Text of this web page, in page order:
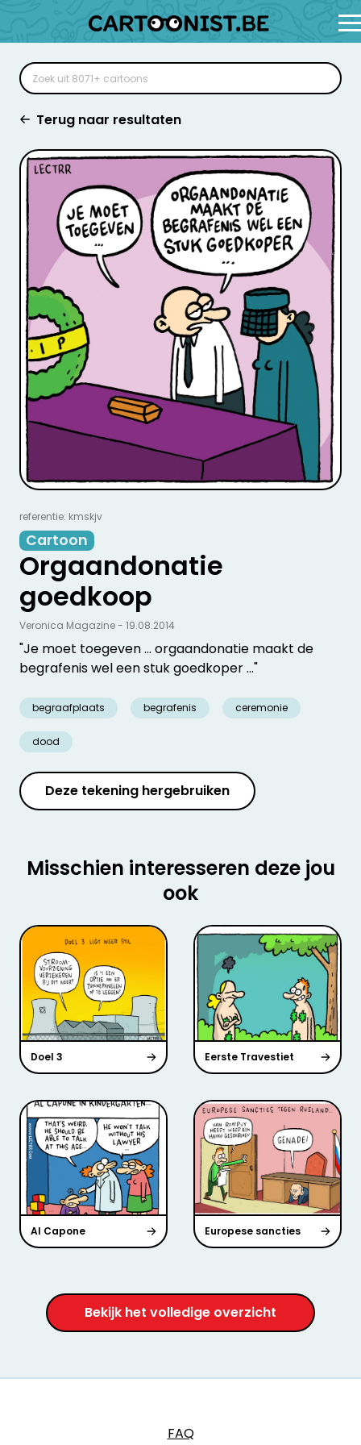
Terug naar resultaten
referentie: kmskjv
Cartoon
Orgaandonatie
goedkoop
"Je moet toegeven ... orgaandonatie maakt de
begrafenis wel een stuk goedkoper ..."
begraafplaats begrafenis ceremonie
dood
Veronica Magazine - 19.08.2014
Deze tekening hergebruiken
Misschien interesseren deze jou
ook
Doel 3 Eerste Travestiet
Al Capone Europese sancties
Bekijk het volledige overzicht
FAQ